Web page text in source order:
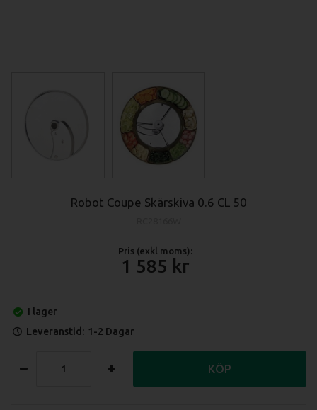
Robot Coupe Skärskiva 0.6 CL 50
Pris (exkl moms):
1 585
I lager
Leveranstid: 1-2 Dagar
KÖP